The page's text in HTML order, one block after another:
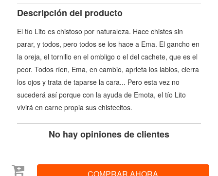
Descripción del producto
El tío Lito es chistoso por naturaleza. Hace chistes sin
parar, y todos, pero todos se los hace a Ema. El gancho en
la oreja, el tornillo en el ombligo o el del cachete, que es el
peor. Todos ríen, Ema, en cambio, aprieta los labios, cierra
los ojos y trata de taparse la cara... Pero esta vez no
sucederá así porque con la ayuda de Emota, el tío Lito
vivirá en carne propia sus chistecitos.
No hay opiniones de clientes